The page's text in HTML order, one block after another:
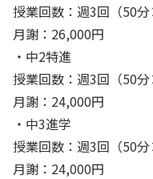
授業回数：週3回（50
月謝：26,000円
・中2特進
授業回数：週3回（50
月謝：24,000円
・中3進学
授業回数：週3回（50
月謝：24,000円